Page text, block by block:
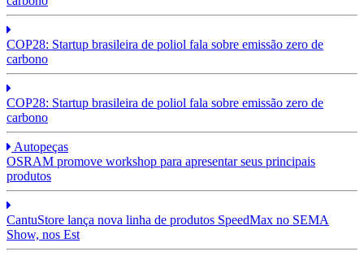
COP28: Startup brasileira de poliol fala sobre emissão zero de
carbono
COP28: Startup brasileira de poliol fala sobre emissão zero de
carbono
Autopeças
OSRAM promove workshop para apresentar seus principais
produtos
CantuStore lança nova linha de produtos SpeedMax no SEMA
Show, nos Est